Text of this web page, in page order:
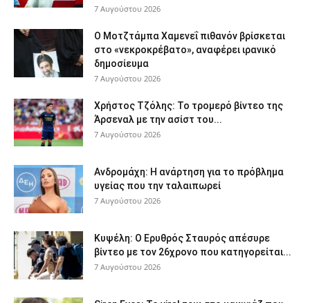
7 Αυγούστου 2026
Ο Μοτζτάμπα Χαμενεΐ πιθανόν βρίσκεται
στο «νεκροκρέβατο», αναφέρει ιρανικό
δημοσίευμα
7 Αυγούστου 2026
Χρήστος Τζόλης: Το τρομερό βίντεο της
Άρσεναλ με την ασίστ του...
7 Αυγούστου 2026
Ανδρομάχη: Η ανάρτηση για το πρόβλημα
υγείας που την ταλαιπωρεί
7 Αυγούστου 2026
Κυψέλη: Ο Ερυθρός Σταυρός απέσυρε
βίντεο με τον 26χρονο που κατηγορείται...
7 Αυγούστου 2026